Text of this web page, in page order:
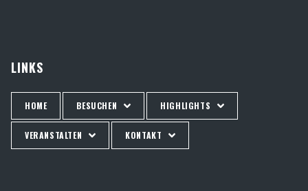
LINKS
HOME BESUCHEN HIGHLIGHTS
VERANSTALTEN KONTAKT